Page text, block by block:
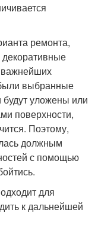
ремонта,
декоративные
выбранные
уложены или
поверхности,
Поэтому,
должным
с помощью
для
к дальнейшей